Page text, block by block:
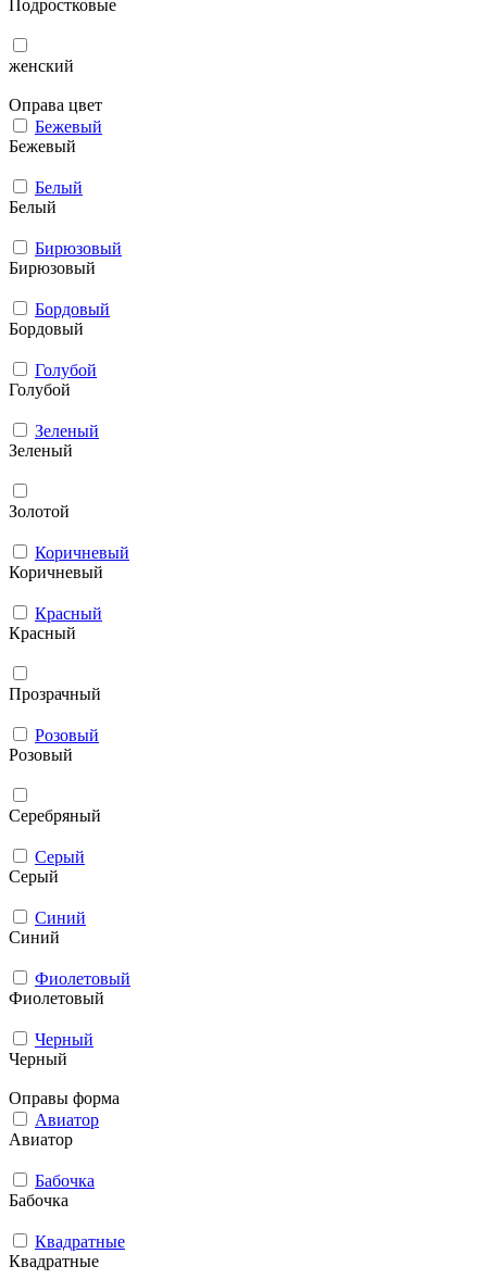
Подростковые
женский
Оправа цвет
Бежевый
Бежевый
Белый
Белый
Бирюзовый
Бирюзовый
Бордовый
Бордовый
Голубой
Голубой
Зеленый
Зеленый
Золотой
Коричневый
Коричневый
Красный
Красный
Прозрачный
Розовый
Розовый
Серебряный
Серый
Серый
Синий
Синий
Фиолетовый
Фиолетовый
Черный
Черный
Оправы форма
Авиатор
Авиатор
Бабочка
Бабочка
Квадратные
Квадратные